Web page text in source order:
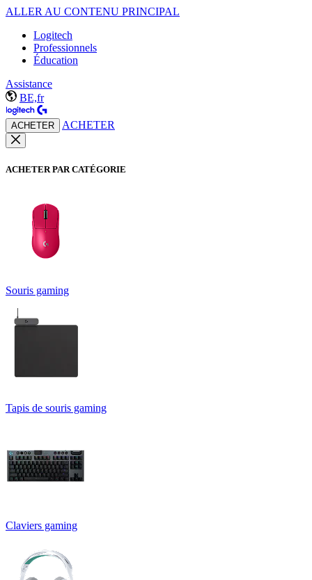
ALLER AU CONTENU PRINCIPAL
Logitech
Professionnels
Éducation
Assistance
BE,fr
ACHETER ACHETER
ACHETER PAR CATÉGORIE
Souris gaming
Tapis de souris gaming
Claviers gaming